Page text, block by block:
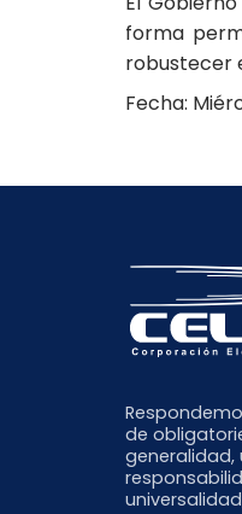
forma
robustecer
Fecha:
de
generalidad,